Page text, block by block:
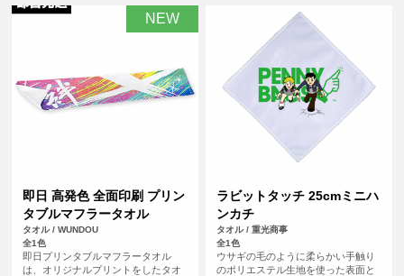
NEW
即日 高発色 全面印刷 プリン
タブルマフラータオル
タオル / WUNDOU
全1色
即日プリンタブルマフラータオル
は、オリジナルプリントをしたタオ
ラビットタッチ 25cmミニハ
ンカチ
タオル / 重光商事
全1色
ウサギの毛のように柔らかい手触り
のポリエステル生地を使った表面と